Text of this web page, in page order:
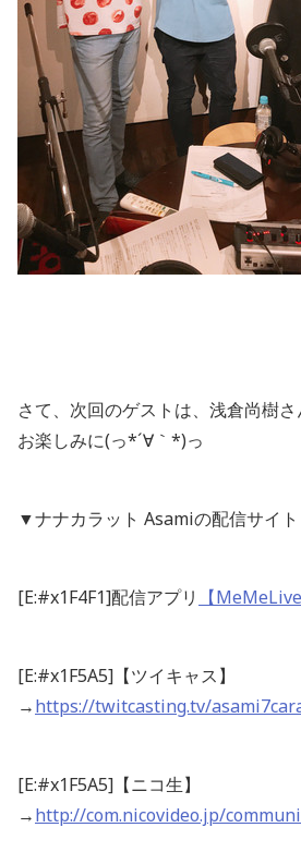
さて、次回のゲストは、浅倉尚樹さ
お楽しみに(っ*´∀｀*)っ
▼ナナカラット Asamiの配信サイ
[E:#x1F4F1]配信アプリ 【MeMeLive
[E:#x1F5A5]【ツイキャス】
→https://twitcasting.tv/
[E:#x1F5A5]【ニコ生】
→http://com.nicovideo.jp/